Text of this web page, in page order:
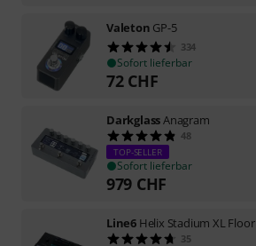
Valeton GP-5
334
Sofort lieferbar
72 CHF
DarkglassAnagram
48
TOP-SELLER
Sofort lieferbar
979 CHF
Line6 Helix Stadium XL Floor
35